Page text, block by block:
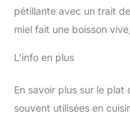
pétillante avec un trait
miel fait une boisson
L’info en plus
En savoir plus sur le plat
souvent utilisées en